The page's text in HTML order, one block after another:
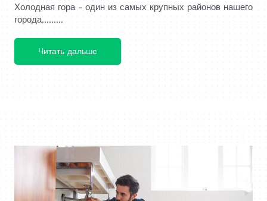
Холодная гора - один из самых крупных районов нашего
города.........
Читать дальше